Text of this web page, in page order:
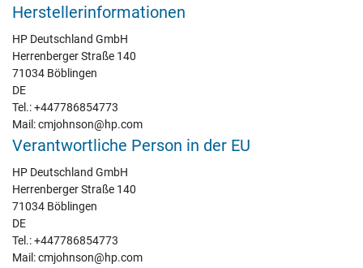
Herstellerinformationen
HP Deutschland GmbH
Herrenberger Straße 140
71034 Böblingen
DE
Tel.: +447786854773
Mail: cmjohnson@hp.com
Verantwortliche Person in der EU
HP Deutschland GmbH
Herrenberger Straße 140
71034 Böblingen
DE
Tel.: +447786854773
Mail: cmjohnson@hp.com